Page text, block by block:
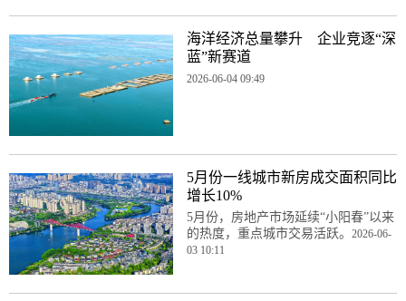
海洋经济总量攀升 企业竞逐“深
蓝”新赛道
2026-06-04 09:49
5月份一线城市新房成交面积同比
增长10%
5月份，房地产市场延续“小阳春”以来
的热度，重点城市交易活跃。 2026-06-
03 10:11